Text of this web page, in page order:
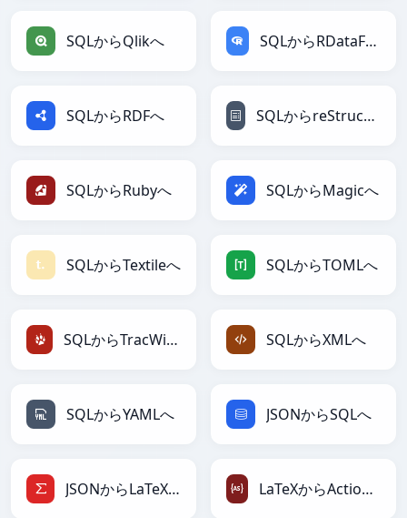
SQLからQlikへ SQLからRDataFrameへ
SQLからRDFへ SQLからreStructuredTextへ
SQLからRubyへ SQLからMagicへ
SQLからTextileへ SQLからTOMLへ
SQLからTracWikiへ SQLからXMLへ
SQLからYAMLへ JSONからSQLへ
JSONからLaTeXへ LaTeXからActionScriptへ